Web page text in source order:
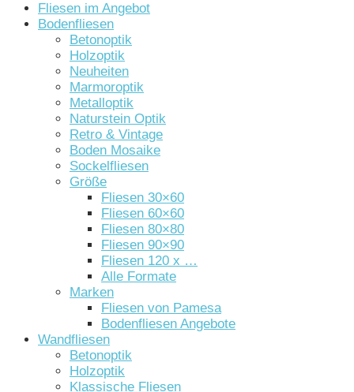
Fliesen im Angebot
Bodenfliesen
Betonoptik
Holzoptik
Neuheiten
Marmoroptik
Metalloptik
Naturstein Optik
Retro & Vintage
Boden Mosaike
Sockelfliesen
Größe
Fliesen 30×60
Fliesen 60×60
Fliesen 80×80
Fliesen 90×90
Fliesen 120 x …
Alle Formate
Marken
Fliesen von Pamesa
Bodenfliesen Angebote
Wandfliesen
Betonoptik
Holzoptik
Klassische Fliesen